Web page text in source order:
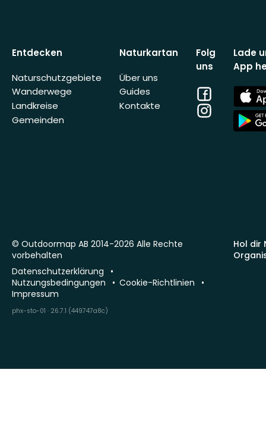
Entdecken
Naturschutzgebiete
Wanderwege
Landkreise
Gemeinden
Naturkartan
Über uns
Guides
Kontakte
Folg
uns
Facebook
Instagram
Lade
App
App
Store
App
Store
Hol dir
© Outdoormap AB 2014-2026 Alle Rechte
vorbehalten
Datenschutzerklärung
Nutzungsbedingungen
Cookie-Richtlinien
Impressum
phx-sto-01 · 26.7.1 (449747a8c)